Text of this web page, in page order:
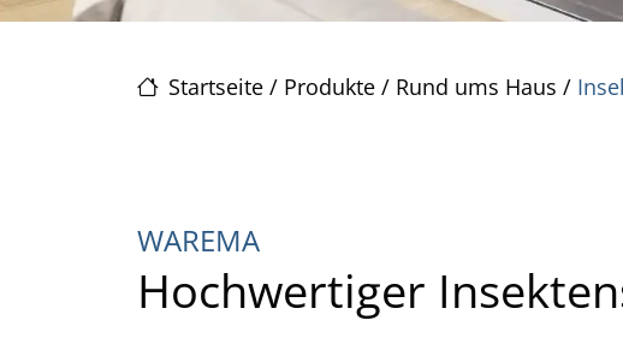
Startseite / Produkte / Rund ums Haus /
WAREMA
Hochwertiger